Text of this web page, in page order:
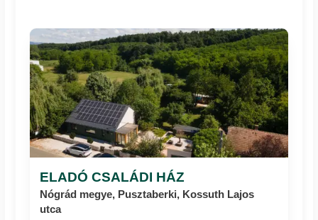
ELADÓ CSALÁDI HÁZ
Nógrád megye, Pusztaberki, Kossuth Lajos
utca